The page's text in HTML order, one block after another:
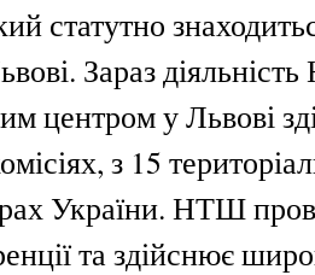
статутно
Зараз
центром у Львові
з 15
України. НТШ
та здійснює